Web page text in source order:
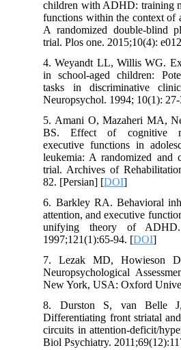
children with ADHD: training
functions within the context of
A randomized double-blind
trial. Plos one. 2015;10(4):
4. Weyandt LL, Willis WG.
in school-aged children:
tasks in discriminative
Neuropsychol. 1994; 10(1):
5. Amani O, Mazaheri MA,
BS. Effect of cognitive
executive functions in
leukemia: A randomized
trial. Archives of
82. [Persian] [DOI
6. Barkley RA. Behavioral
attention, and executive
unifying theory of
1997;121(1):65-94. [DOI
7. Lezak MD, Howieson
Neuropsychological
New York, USA: Oxford
8. Durston S, van Belle
Differentiating front striatal
circuits in attention-deficit/
Biol Psychiatry.